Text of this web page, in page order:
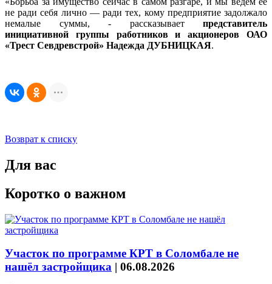
не ради себя лично — ради тех, кому предприятие задолжало
немалые суммы, - рассказывает представитель
инициативной группы работников и акционеров ОАО
«Трест Севдревстрой» Надежда ДУБНИЦКАЯ.
Возврат к списку
Для вас
Коротко о важном
Участок по программе КРТ в Соломбале не
нашёл застройщика | 06.08.2026